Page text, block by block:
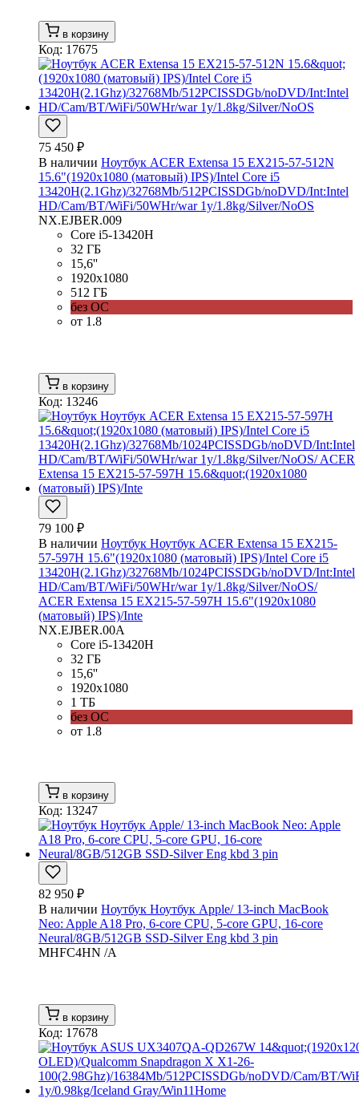
в корзину
Код: 17675
75 450 ₽
В наличии Ноутбук ACER Extensa 15 EX215-57-512N
15.6"(1920x1080 (матовый) IPS)/Intel Core i5
13420H(2.1Ghz)/32768Mb/512PCISSDGb/noDVD/Int:Intel
HD/Cam/BT/WiFi/50WHr/war 1y/1.8kg/Silver/NoOS
NX.EJBER.009
Core i5-13420H
32 ГБ
15,6''
1920x1080
512 ГБ
без ОС
от 1.8
в корзину
Код: 13246
79 100 ₽
В наличии Ноутбук Ноутбук ACER Extensa 15 EX215-
57-597H 15.6"(1920x1080 (матовый) IPS)/Intel Core i5
13420H(2.1Ghz)/32768Mb/1024PCISSDGb/noDVD/Int:Intel
HD/Cam/BT/WiFi/50WHr/war 1y/1.8kg/Silver/NoOS/
ACER Extensa 15 EX215-57-597H 15.6"(1920x1080
(матовый) IPS)/Inte
NX.EJBER.00A
Core i5-13420H
32 ГБ
15,6''
1920x1080
1 ТБ
без ОС
от 1.8
в корзину
Код: 13247
82 950 ₽
В наличии Ноутбук Ноутбук Apple/ 13-inch MacBook
Neo: Apple A18 Pro, 6-core CPU, 5-core GPU, 16-core
Neural/8GB/512GB SSD-Silver Eng kbd 3 pin
MHFC4HN /A
в корзину
Код: 17678